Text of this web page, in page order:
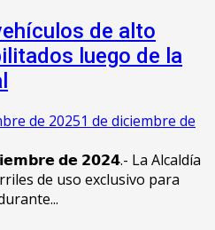
de alto
luego de la
de 20251 de diciembre de
𝗱𝗲 𝟮𝟬𝟮𝟰.- La Alcaldía
de uso exclusivo para